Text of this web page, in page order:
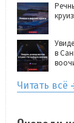
в
Читать всё